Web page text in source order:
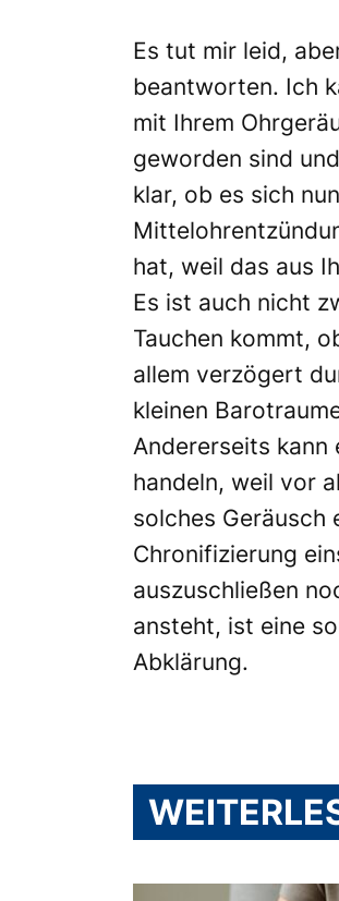
Es tut mir leid,
beantworten. Ich
mit Ihrem
geworden sind
klar, ob es sich
hat, weil das aus
Es ist auch nicht
Tauchen kommt,
allem verzögert
kleinen
Andererseits kann
handeln, weil vor
solches Geräusch
Chronifizierung
auszuschließen
ansteht, ist eine
Abklärung.